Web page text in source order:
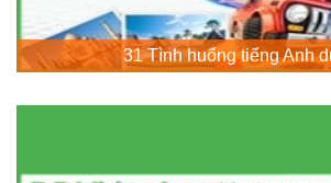
31 Tình huống tiếng Anh